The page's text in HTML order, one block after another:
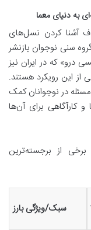
به دنیای معما
آشنا کردن نسل‌های
سنی نوجوان بازنشر
درو» که در ایران نیز
این رویکرد هستند.
در نوجوانان کمک
کارآگاهی برای آن‌ها
از برجسته‌ترین
سبک/ویژگی بارز